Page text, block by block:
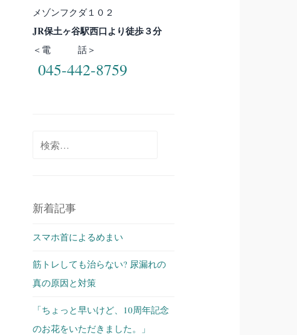
メゾンフクダ１０２
JR保土ヶ谷駅西口より徒歩３分
＜電 話＞
045-442-8759
新着記事
スマホ首によるめまい
筋トレしても治らない? 尿漏れの
真の原因と対策
「ちょっと早いけど、10周年記念
のお花をいただきました。」